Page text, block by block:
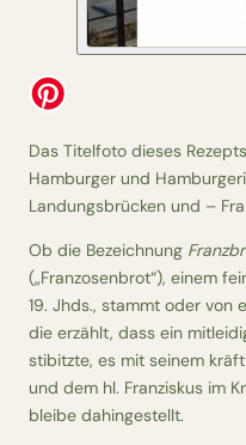
Das Titelfoto dieses
Hamburger und
Landungsbrücken und –
Ob die Bezeichnung
(„Franzosenbrot“), einem
19. Jhds., stammt oder von
die erzählt, dass ein
stibitzte, es mit seinem
und dem hl. Franziskus im
bleibe dahingestellt.